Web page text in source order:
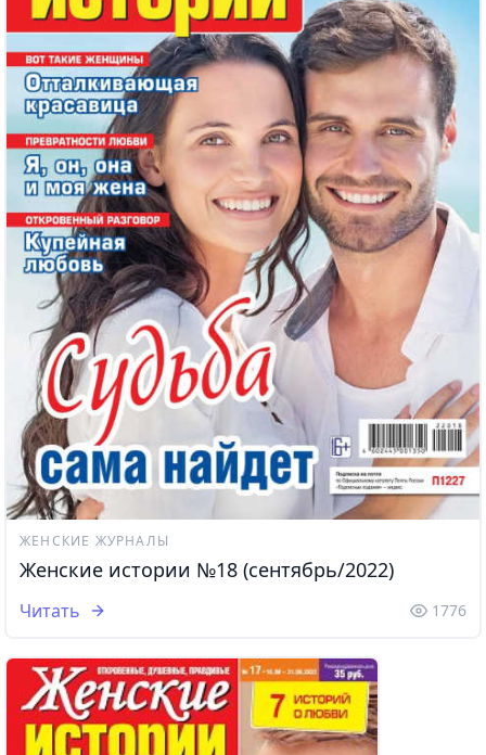
ЖЕНСКИЕ ЖУРНАЛЫ
Женские истории №18 (сентябрь/2022)
Читать 1776